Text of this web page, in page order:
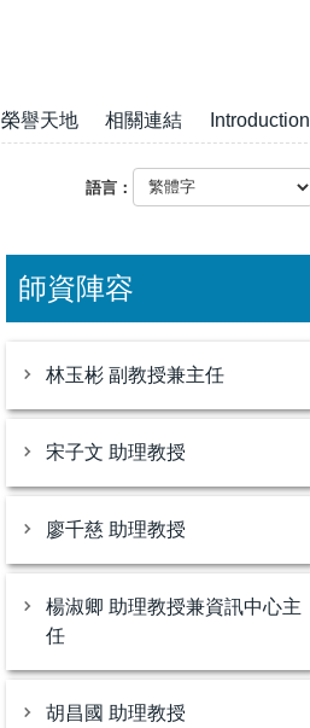
榮譽天地 相關連結 Introduction
語言：
師資陣容
林玉彬 副教授兼主任
宋子文 助理教授
廖千慈 助理教授
楊淑卿 助理教授兼資訊中心主
任
胡昌國 助理教授